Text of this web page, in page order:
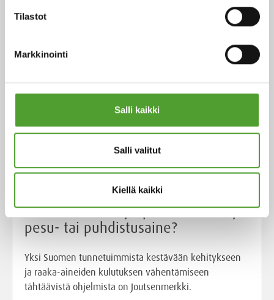
Tilastot
Markkinointi
Salli kaikki
Salli valitut
Kiellä kaikki
Lue lisää
Artikkeli
Suunnitelmissa ympäristömerkitty
pesu- tai puhdistusaine?
Yksi Suomen tunnetuimmista kestävään kehitykseen
ja raaka-aineiden kulutuksen vähentämiseen
tähtäävistä ohjelmista on Joutsenmerkki.